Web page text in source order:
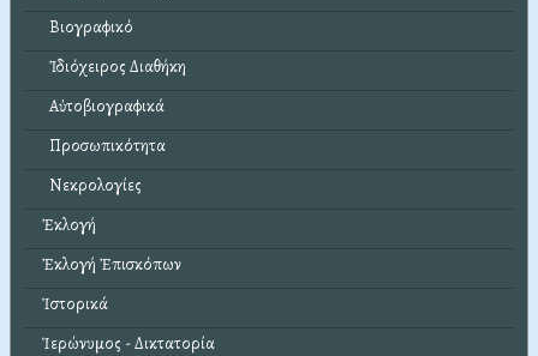
Βιογραφικό
Ἰδιόχειρος Διαθήκη
Αὐτοβιογραφικά
Προσωπικότητα
Νεκρολογίες
Ἐκλογή
Ἐκλογή Ἐπισκόπων
Ἱστορικά
Ἱερώνυμος - Δικτατορία